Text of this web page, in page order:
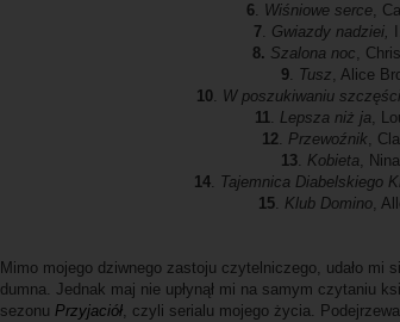
6. Wiśniowe serce,
7. Gwiazdy nadziei,
8. Szalona noc,
9. Tusz, Alice
10. W poszukiwaniu
11. Lepsza niż ja,
12. Przewoźnik,
13. Kobieta,
14. Tajemnica Diabelskiego
15. Klub Domino,
Mimo mojego dziwnego zastoju czytelniczego, udało
dumna. Jednak maj nie upłynął mi na samym czytaniu
sezonu Przyjaciół, czyli serialu mojego życia.